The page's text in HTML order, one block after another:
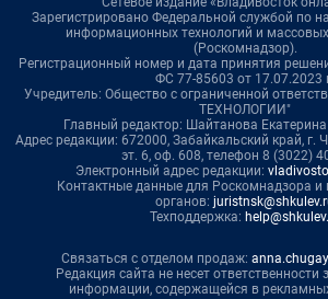
Зарегистрировано Федеральной службой по
информационных технологий и
(Роскомнадзор).
Регистрационный номер и дата принятия
ФС 77-85603 от 17.07.2023
Учредитель: Общество с ограниченной
ТЕХНОЛОГИИ"
Главный редактор: Шайтанова
Адрес редакции: 672000, Забайкальский край, г.
эт. 6, оф. 608, телефон 8 (3022)
Электронный адрес редакции:
Контактные данные для Роскомнадзора и
органов:
Техподдержка:
Связаться с отделом продаж:
Редакция сайта не несет ответственности
информации, содержащейся в